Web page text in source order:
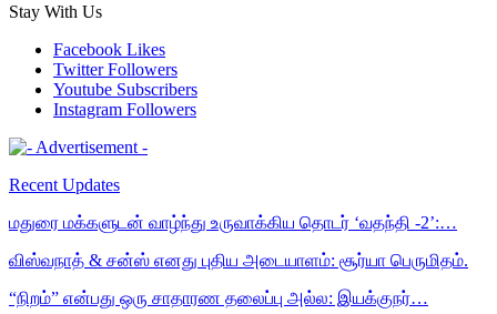
Stay With Us
Facebook Likes
Twitter Followers
Youtube Subscribers
Instagram Followers
Recent Updates
மதுரை மக்களுடன் வாழ்ந்து உருவாக்கிய தொடர் ‘வதந்தி -2’:…
விஸ்வநாத் & சன்ஸ் எனது புதிய அடையாளம்: சூர்யா பெருமிதம்.
“நிறம்” என்பது ஒரு சாதாரண தலைப்பு அல்ல: இயக்குநர்…